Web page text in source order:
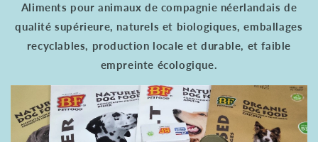
Aliments pour animaux de compagnie néerlandais de
qualité supérieure, naturels et biologiques, emballages
recyclables, production locale et durable, et faible
empreinte écologique.